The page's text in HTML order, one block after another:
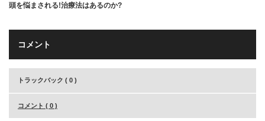
頭を悩まされる!治療法はあるのか?
コメント
トラックバック ( 0 )
コメント ( 0 )